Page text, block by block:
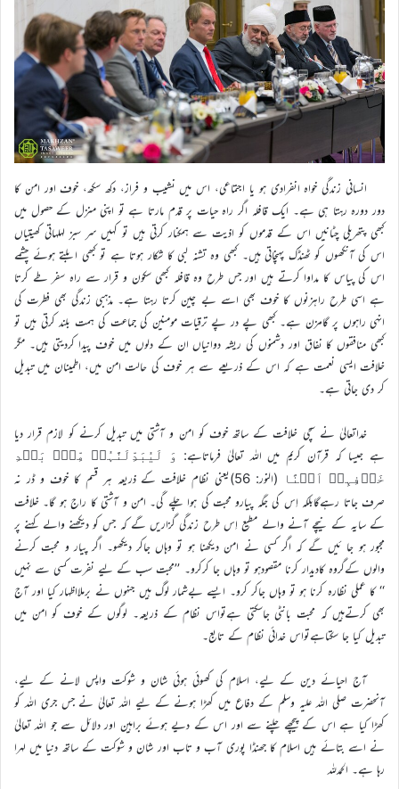
انسانی زندگی خواہ انفرادی ہو یا اجتماعی، اس میں نشیب و فراز، دکھ سکھ، خوف اور امن کا
دور دورہ رہتا ہی ہے۔ ایک قافلہ اگر راہ حیات پر قدم مارتا ہے تو اپنی منزل کے حصول میں
کبھی پتھریلی چٹانیں اس کے قدموں کو اذیت سے ہمکنار کرتی ہیں تو کہیں سر سبز لہلہاتی کھیتیاں
اس کی آنکھوں کو ٹھنڈک پہنچاتی ہیں۔ کبھی وہ تشنہ لبی کا شکار ہوتا ہے تو کبھی ابلتے ہوئے چشمے
اس کی پیاس کا مداوا کرتے ہیں اور جس طرح وہ قافلہ کبھی سکون و قرار سے راہ سفر طے کرتا
ہے اسی طرح راہزنوں کا خوف بھی اسے بے چین کرتا رہتا ہے۔ مذہبی زندگی بھی فطرت کی
انہی راہوں پر گامزن ہے۔ کبھی پے در پے ترقیات مومنین کی جماعت کی ہمت بلند کرتی ہیں تو
کبھی منافقوں کا نفاق اور دشمنوں کی ریشہ دوانیاں ان کے دلوں میں خوف پیدا کردیتی ہیں۔ مگر
خلافت ایسی نعمت ہے کہ اس کے ذریعے سے ہر خوف کی حالت امن میں، اطمینان میں تبدیل
کر دی جاتی ہے۔
خداتعالیٰ نے سچی خلافت کے ساتھ خوف کو امن و آشتی میں تبدیل کرنے کو لازم قرار دیا
ہے جیسا کہ قرآن کریم میں اللہ تعالیٰ فرماتاہے:
وَ لَیُبَدِّلَنَّہُمۡ مِّنۡۢ بَعۡدِ
خَوۡفِہِمۡ اَمۡنًا
(النور: 56)یعنی نظام خلافت کے ذریعہ ہر قسم کا خوف و ڈر نہ
صرف جاتا رہےگابلکہ اِس کی جگہ پیارو محبت کی ہوا چلے گی۔ امن و آشتی کا راج ہو گا۔ خلافت
کے سایہ کے نیچے آنے والے مطیع اِس طرح زندگی گزاریں گے کہ جس کو دیکھنے والے کہنے پر
مجبور ہو جا ئیں گے کہ اگر کسی نے امن دیکھنا ہو تو وہاں جاکر دیکھو۔ اگر پیار و محبت کرنے
والوں کےگروہ کادیدار کرنا مقصودہو تو وہاں جا کرکرو۔ ’’محبت سب کے لیے نفرت کسی سے نہیں
‘‘ کا عملی نظارہ کرنا ہو تو وہاں جاکر کرو۔ ایسے بےشمار لوگ ہیں جنہوں نے برملااظہار کیا اور آج
بھی کرتےہیں کہ محبت بانٹی جاسکتی ہےتواس نظام کے ذریعہ۔ لوگوں کے خوف کو امن میں
تبدیل کیا جا سکتاہےتواس خدائی نظام کے تابع۔
آج احیائے دین کے لیے، اسلام کی کھوئی ہوئی شان و شوکت واپس لانے کے لیے،
آنحضرت صلی اللہ علیہ وسلم کے دفاع میں کھڑا ہونے کے لیے اللہ تعالیٰ نے جس جری اللہ کو
کھڑا کیا ہے اس کے پیچھے چلنے سے اور اس کے دیے ہوئے براہین اور دلائل سے جو اللہ تعالیٰ
نے اسے بتائے ہیں اسلام کا جھنڈا پوری آب و تاب اور شان و شوکت کے ساتھ دنیا میں لہرا
رہا ہے۔ الحمدللہ